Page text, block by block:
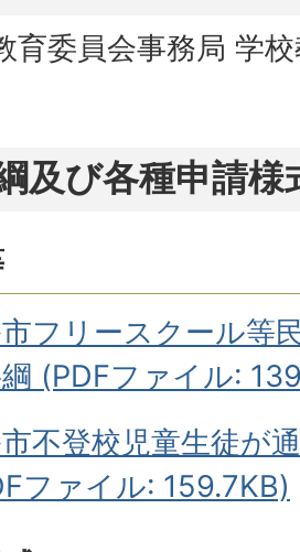
育委員会事務局 学
及び各種申請様
フリースクール等
(PDFファイル:
不登校児童生徒が
ファイル: 159.7KB)